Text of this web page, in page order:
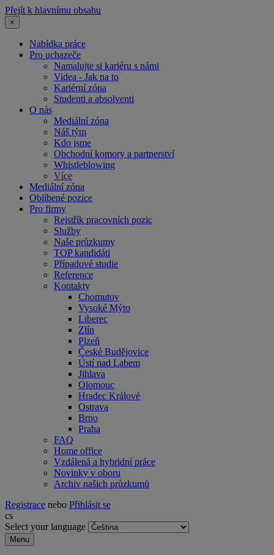
Přejít k hlavnímu obsahu
×
Nabídka práce
Pro uchazeče
Namalujte si kariéru s námi
Videa - Jak na to
Kariérní zóna
Studenti a absolventi
O nás
Mediální zóna
Náš tým
Kdo jsme
Obchodní komory a partnerství
Whistleblowing
Více
Mediální zóna
Oblíbené pozice
Pro firmy
Rejstřík pracovních pozic
Služby
Naše průzkumy
TOP kandidáti
Případové studie
Reference
Kontakty
Chomutov
Vysoké Mýto
Liberec
Zlín
Plzeň
České Budějovice
Ústí nad Labem
Jihlava
Olomouc
Hradec Králové
Ostrava
Brno
Praha
FAQ
Home office
Vzdálená a hybridní práce
Novinky v oboru
Archiv našich průzkumů
Registrace nebo Přihlásit se
cs
Select your language
Menu